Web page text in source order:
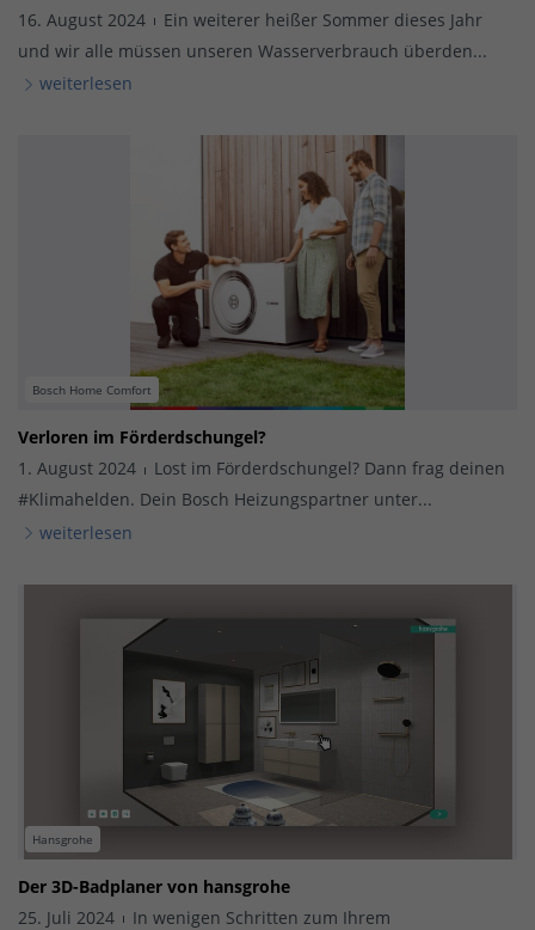
16. August 2024
Ein weiterer heißer Sommer dieses Jahr
und wir alle müssen unseren Wasserverbrauch überden...
weiterlesen
Bosch Home Comfort
Verloren im Förderdschungel?
1. August 2024
Lost im Förderdschungel? Dann frag deinen
#Klimahelden. Dein Bosch Heizungspartner unter...
weiterlesen
Hansgrohe
Der 3D-Badplaner von hansgrohe
25. Juli 2024
In wenigen Schritten zum Ihrem